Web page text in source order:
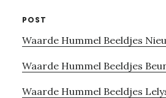
POST
Waarde Hummel Beeldjes
Waarde Hummel Beeldjes
Waarde Hummel Beeldjes